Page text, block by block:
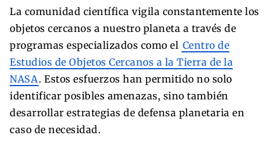
La comunidad científica vigila constantemente los
objetos cercanos a nuestro planeta a través de
programas especializados como el Centro de
Estudios de Objetos Cercanos a la Tierra de la
NASA. Estos esfuerzos han permitido no solo
identificar posibles amenazas, sino también
desarrollar estrategias de defensa planetaria en
caso de necesidad.